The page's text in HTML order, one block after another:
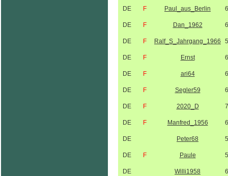
DE F Paul_aus_Berlin
DE F Dan_1962
DE F Ralf_S_Jahrgang_1966
DE F Ernst
DE F ari64
DE F Segler59
DE F 2020_D
DE F Manfred_1956
DE Peter68
DE F Paule
DE Willi1958